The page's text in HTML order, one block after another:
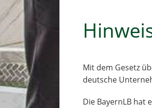
Mit dem Gesetz
deutsche
Die BayernLB hat